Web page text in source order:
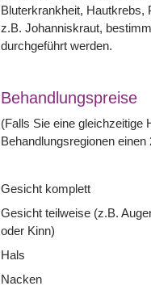
Bluterkrankheit, Hautkrebs,
z.B. Johanniskraut,
durchgeführt werden.
Behandlungspreise
(Falls Sie eine gleichzeitige
Behandlungsregionen
Gesicht komplett
Gesicht teilweise (z.B.
oder Kinn)
Hals
Nacken